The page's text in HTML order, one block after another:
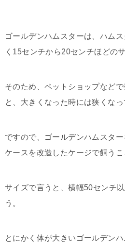
ゴールデンハムスターは、ハム
く15センチから20センチほどの
そのため、ペットショップなど
と、大きくなった時には狭くなっ
ですので、ゴールデンハムスタ
ケースを改造したケージで飼うこ
サイズで言うと、横幅50センチ
う。
とにかく体が大きいゴールデン